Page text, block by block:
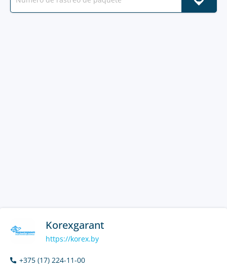
Korexgarant
https://korex.by
+375 (17) 224-11-00